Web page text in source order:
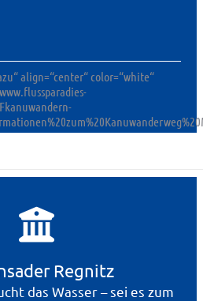
align=“center“ color=“white“
Regnitz
das Wasser – sei es zum